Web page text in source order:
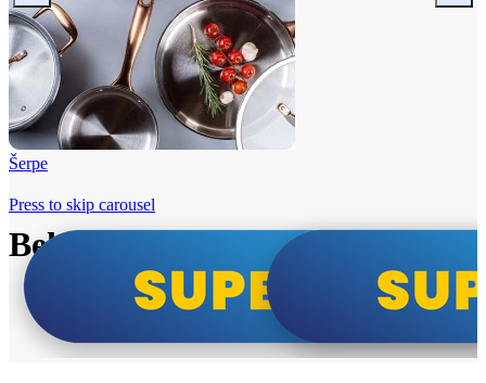
Šerpe
Beko i Tesla super cene
Press to skip carousel